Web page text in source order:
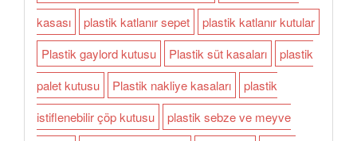
kasası
plastik katlanır sepet
plastik katlanır kutular
Plastik gaylord kutusu
Plastik süt kasaları
plastik
palet kutusu
Plastik nakliye kasaları
plastik
istiflenebilir çöp kutusu
plastik sebze ve meyve